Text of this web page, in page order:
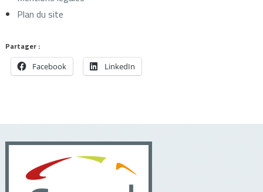
Plan du site
Partager :
Facebook LinkedIn